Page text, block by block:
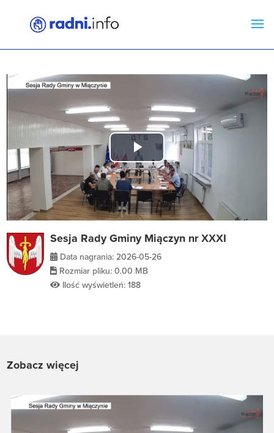
Play
Video
Sesja Rady Gminy Miączyn nr XXXI
Data nagrania: 2026-05-26
Rozmiar pliku: 0.00 MB
Ilość wyświetleń: 188
Zobacz więcej